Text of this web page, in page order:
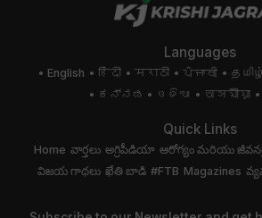
Languages
English हिंदी मराठी ਪੰਜਾਬੀ தமிழ்
ಕನ್ನಡ
ଓଡିଆ অসমীয়া
Quick Links
Home వార్తలు అగ్రిపీడియా ఆరోగ్యం మరియు
విజయ గాథలు ఖేతి బాడి #FTB Magazines